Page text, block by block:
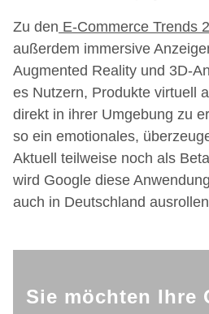
Zu den E-Commerce Trends
außerdem immersive
Augmented Reality und 3D-
es Nutzern, Produkte virtuell
direkt in ihrer Umgebung zu
so ein emotionales,
Aktuell teilweise noch als
wird Google diese
auch in Deutschland
Sie möchten Ihre